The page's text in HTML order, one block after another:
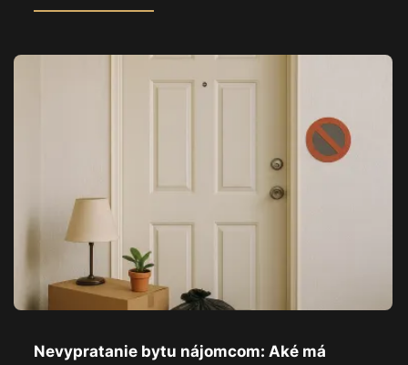
Nevypratanie bytu nájomcom: Aké má